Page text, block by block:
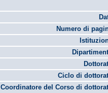
Numero di
Ciclo di
Coordinatore del Corso di